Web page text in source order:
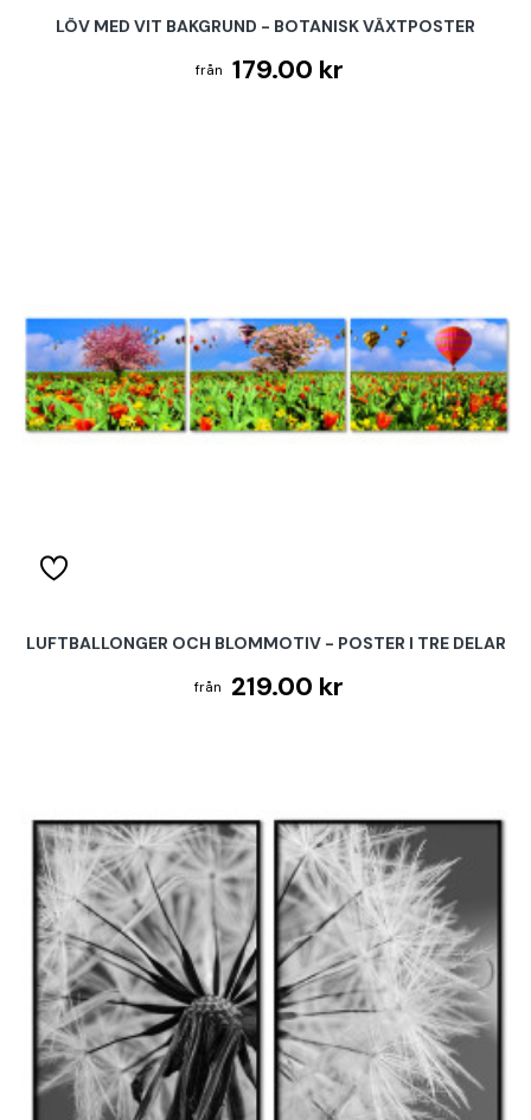
LÖV MED VIT BAKGRUND - BOTANISK VÄXTPOSTER
179.00 kr
LUFTBALLONGER OCH BLOMMOTIV - POSTER I TRE DELAR
219.00 kr